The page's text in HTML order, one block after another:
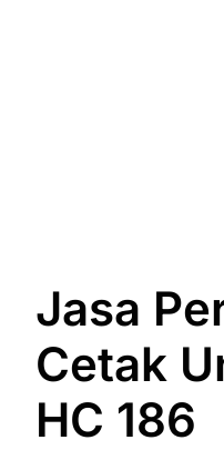
Jasa
Cetak
HC 186